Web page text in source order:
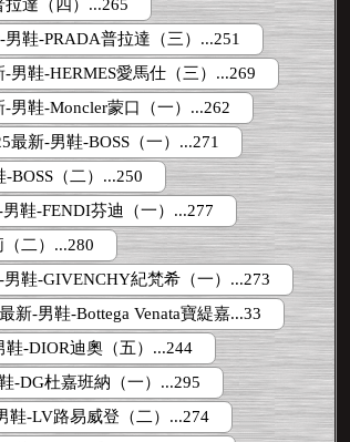
達（四）...265
鞋-PRADA普拉達（三）...251
男鞋-HERMES愛馬仕（三）...269
男鞋-Moncler蒙口（一）...262
最新-男鞋-BOSS（一）...271
BOSS（二）...250
鞋-FENDI芬迪（一）...277
二）...280
鞋-GIVENCHY紀梵希（一）...273
新-男鞋-Bottega Venata寶緹嘉...33
-DIOR迪奧（五）...244
-DG杜嘉班納（一）...295
鞋-LV路易威登（二）...274